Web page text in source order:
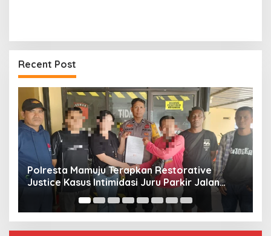
Recent Post
Parkir Jalan
Jerat Modal dan Jeritan Pedagang
Kasiwa Mamuju Saat Harga